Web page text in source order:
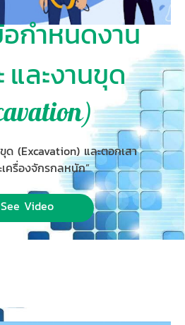
อกำหนดงาน
และงานขุด
ด (Excavation) และตอกเสา
เครื่องจักรกลหนัก”
See Video